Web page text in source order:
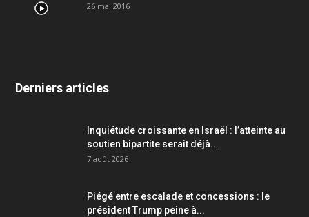
26 mai 2016
Derniers articles
Inquiétude croissante en Israël : l’atteinte au
soutien bipartite serait déjà...
7 août 2026
Piégé entre escalade et concessions : le
président Trump peine à...